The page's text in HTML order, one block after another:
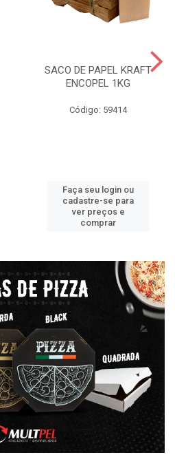
SACO DE PAPEL KRAFT
ENCOPEL 1KG
Código: 59414
Faça seu login ou
cadastre-se para
ver preços e
comprar